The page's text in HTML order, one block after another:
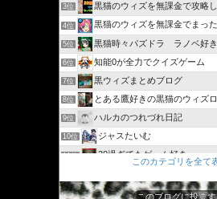
3位 黒猫のウィズを無課金で攻略
4位 黒猫のウィズを無課金でまった
5位 黒猫時々パズドラ ラノベ好
6位 知能0が全力でクイズゲーム
7位 黒ウィズまとめブログ
8位 とある鷹好きの黒猫のウィズ
9位 ハルカのつれづれ日記
10位 ジャスたいむ
11位 30過ぎてもゲーム好き
13位 黒猫ウィズたまえよディート
このカテゴリを全て
このブログに投票